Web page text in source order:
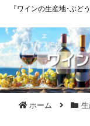
『ワインの生産地･ぶど
ホーム